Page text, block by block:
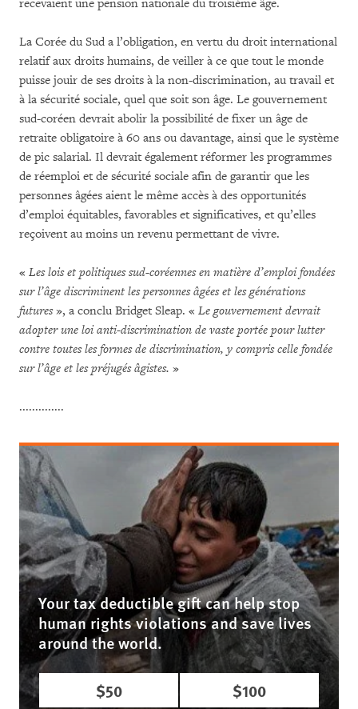
recevaient une pension nationale du troisième âge.
La Corée du Sud a l’obligation, en vertu du droit international
relatif aux droits humains, de veiller à ce que tout le monde
puisse jouir de ses droits à la non-discrimination, au travail et
à la sécurité sociale, quel que soit son âge. Le gouvernement
sud-coréen devrait abolir la possibilité de fixer un âge de
retraite obligatoire à 60 ans ou davantage, ainsi que le système
de pic salarial. Il devrait également réformer les programmes
de réemploi et de sécurité sociale afin de garantir que les
personnes âgées aient le même accès à des opportunités
d’emploi équitables, favorables et significatives, et qu’elles
reçoivent au moins un revenu permettant de vivre.
« Les lois et politiques sud-coréennes en matière d’emploi fondées
sur l’âge discriminent les personnes âgées et les générations
futures», a conclu Bridget Sleap. « Le gouvernement devrait
adopter une loi anti-discrimination de vaste portée pour lutter
contre toutes les formes de discrimination, y compris celle fondée
sur l’âge et les préjugés âgistes. »
..............
Your tax deductible gift can help stop
human rights violations and save lives
around the world.
$50
$100